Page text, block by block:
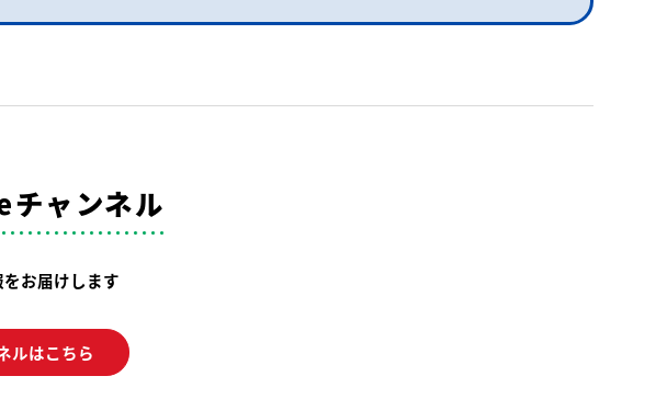
ャンネル
お届けします
ルはこちら